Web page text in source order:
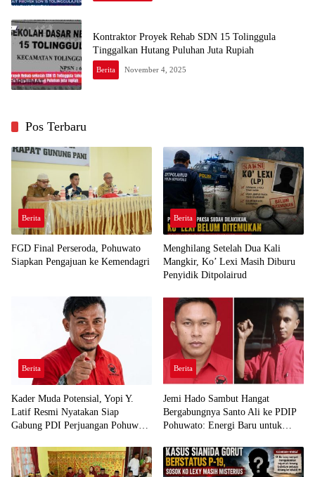
Kontraktor Proyek Rehab SDN 15 Tolinggula
Tinggalkan Hutang Puluhan Juta Rupiah
Berita November 4, 2025
Pos Terbaru
Berita
FGD Final Perseroda, Pohuwato
Siapkan Pengajuan ke Kemendagri
Berita
Menghilang Setelah Dua Kali
Mangkir, Ko’ Lexi Masih Diburu
Penyidik Ditpolairud
Berita
Kader Muda Potensial, Yopi Y.
Latif Resmi Nyatakan Siap
Gabung PDI Perjuangan Pohuwato
Berita
Jemi Hado Sambut Hangat
Bergabungnya Santo Ali ke PDIP
Pohuwato: Energi Baru untuk